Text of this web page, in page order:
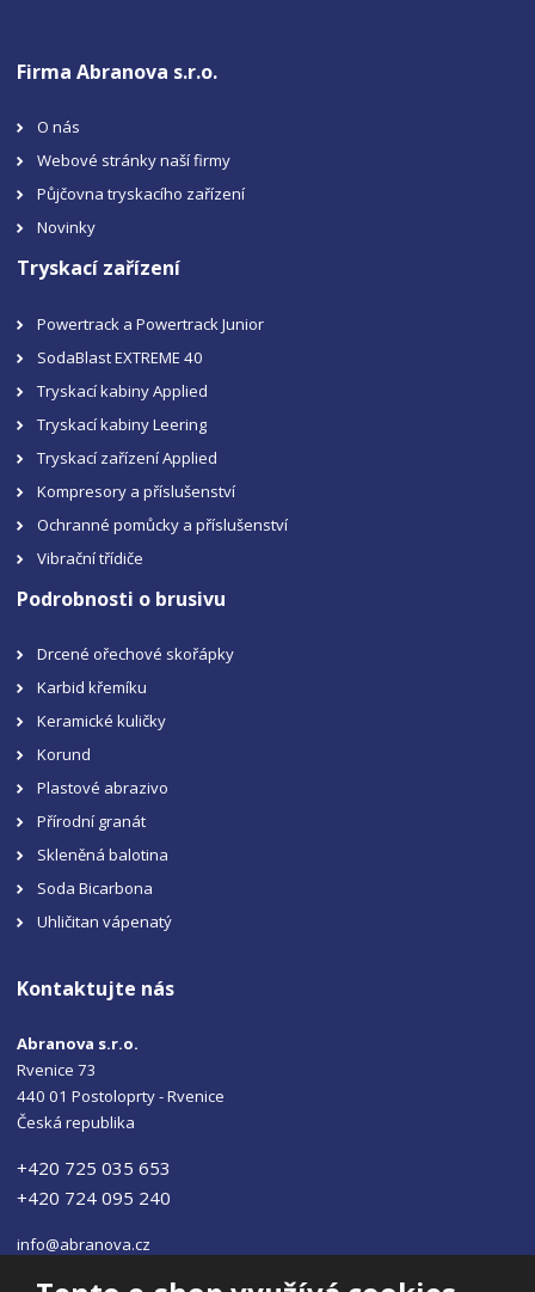
Firma Abranova s.r.o.
O nás
Webové stránky naší firmy
Půjčovna tryskacího zařízení
Novinky
Tryskací zařízení
Powertrack a Powertrack Junior
SodaBlast EXTREME 40
Tryskací kabiny Applied
Tryskací kabiny Leering
Tryskací zařízení Applied
Kompresory a příslušenství
Ochranné pomůcky a příslušenství
Vibrační třídiče
Podrobnosti o brusivu
Drcené ořechové skořápky
Karbid křemíku
Keramické kuličky
Korund
Plastové abrazivo
Přírodní granát
Skleněná balotina
Soda Bicarbona
Uhličitan vápenatý
Kontaktujte nás
Abranova s.r.o.
Rvenice 73
440 01 Postoloprty - Rvenice
Česká republika
+420 725 035 653
+420 724 095 240
info@abranova.cz